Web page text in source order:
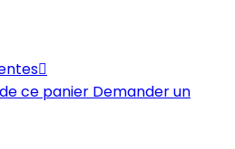

ce panier Demander un